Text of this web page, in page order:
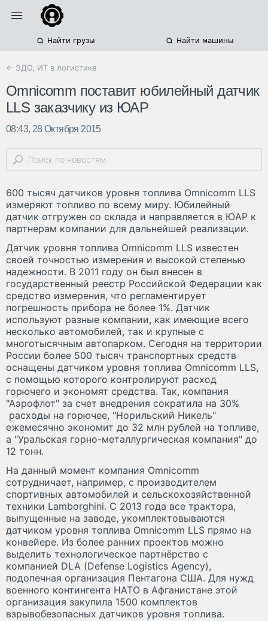
Найти грузы Найти машины
← ЭДО, ИТ в логистике
Omnicomm поставит юбилейный датчик
LLS заказчику из ЮАР
08:43, 28 Октября 2015
600 тысяч датчиков уровня топлива Omnicomm LLS
измеряют топливо по всему миру. Юбилейный
датчик отгружен со склада и направляется в ЮАР к
партнерам компании для дальнейшей реализации.
Датчик уровня топлива Omnicomm LLS известен
своей точностью измерения и высокой степенью
надежности. В 2011 году он был внесен в
государственный реестр Российской Федерации как
средство измерения, что регламентирует
погрешность прибора не более 1%. Датчик
используют разные компании, как имеющие всего
несколько автомобилей, так и крупные с
многотысячным автопарком. Сегодня на территории
России более 500 тысяч транспортных средств
оснащены датчиком уровня топлива Omnicomm LLS,
с помощью которого контролируют расход
горючего и экономят средства. Так, компания
"Аэрофлот" за счет внедрения сократила на 30%
расходы на горючее, "Норильский Никель"
ежемесячно экономит до 32 млн рублей на топливе,
а "Уральская горно-металлургическая компания" до
12 тонн.
На данный момент компания Omnicomm
сотрудничает, например, с производителем
спортивных автомобилей и сельскохозяйственной
техники Lamborghini. С 2013 года все трактора,
выпущенные на заводе, укомплектовываются
датчиком уровня топлива Omnicomm LLS прямо на
конвейере. Из более ранних проектов можно
выделить технологическое партнёрство с
компанией DLA (Defense Logistics Agency),
подопечная организация Пентагона США. Для нужд
военного контингента НАТО в Афганистане этой
организация закупила 1500 комплектов
взрывобезопасных датчиков уровня топлива.